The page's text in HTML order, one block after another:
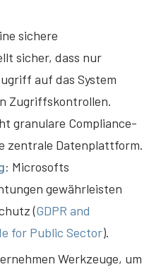
sichere
sicher, dass nur
auf das System
Zugriffskontrollen.
granulare Compliance-
zentrale Datenplattform.
: Microsofts
gewährleisten
(GDPR and
for Public Sector).
Werkzeuge, um